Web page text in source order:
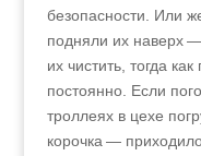
безопасности. Или
подняли их наверх
их чистить, тогда
постоянно. Если
троллеях в цехе
корочка —